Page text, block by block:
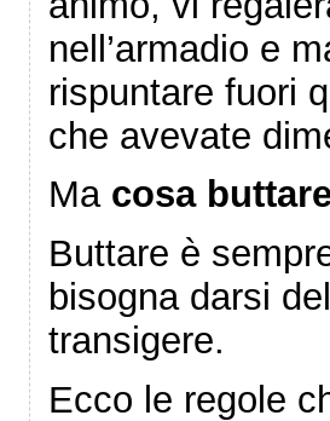
nell’armadio e
rispuntare fuori
che avevate
Macosa
Buttare è
bisogna darsi
transigere.
Ecco le regole